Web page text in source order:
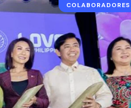
COLABORADORES